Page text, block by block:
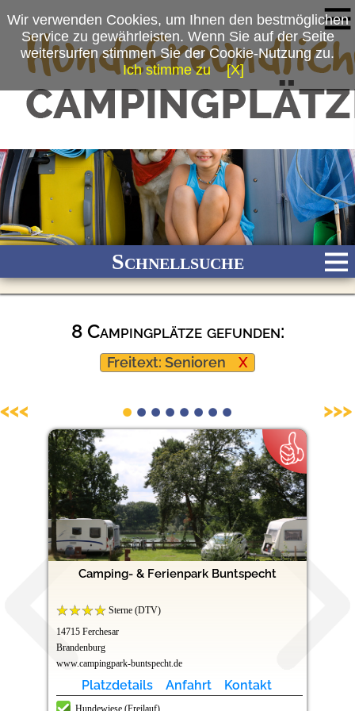
Schnellsuche
Fluss Meer Gebirge See
Wald/Wiesen
Ganzjährig geöffnet
Hundefreundliche Campingplätze
8 Campingplätze gefunden:
Freitext: Senioren X
Camping- & Ferienpark Buntspecht
Sterne (DTV)
14715 Ferchesar
Brandenburg
www.campingpark-buntspecht.de
Platzdetails Anfahrt Kontakt
Hundewiese (Freilauf)
<<< >>>
Wir verwenden Cookies, um Ihnen den bestmöglichen
Service zu gewährleisten. Wenn Sie auf der Seite
weitersurfen stimmen Sie der Cookie-Nutzung zu.
Ich stimme zu
[X]